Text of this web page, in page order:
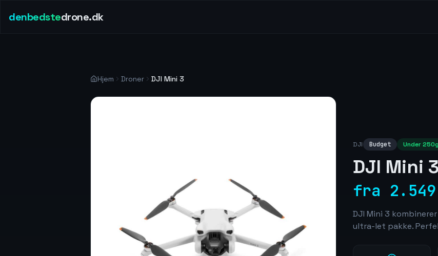
denbedstedrone.dk
Hjem Droner DJI Mini 3
DJI Budget Under 250g
DJI Mini 3
fra
DJI Mini 3
ultra-let pakke.